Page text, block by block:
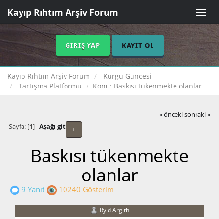
Toggle
Kayıp Rıhtım Arşiv Forum
GIRIŞ YAP KAYIT OL
Kayıp Rıhtım Arşiv Forum
Kurgu Güncesi
Tartışma Platformu
Konu: Baskısı tükenmekte olanlar
« önceki sonraki »
+
Sayfa: [1] Aşağı git
Baskısı tükenmekte
olanlar
9 Yanıt 10240 Gösterim
Ryld Argith